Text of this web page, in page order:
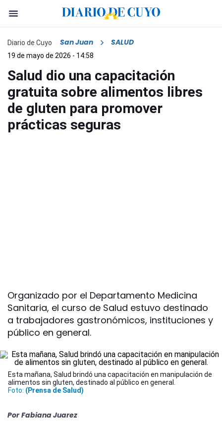
Diario de Cuyo San Juan SALUD
19 de mayo de 2026 - 14:58
Salud dio una capacitación
gratuita sobre alimentos libres
de gluten para promover
prácticas seguras
Organizado por el Departamento Medicina
Sanitaria, el curso de Salud estuvo destinado
a trabajadores gastronómicos, instituciones y
público en general.
Esta mañana, Salud brindó una capacitación en manipulación de
alimentos sin gluten, destinado al público en general.
Foto: (Prensa de Salud)
Por Fabiana Juarez